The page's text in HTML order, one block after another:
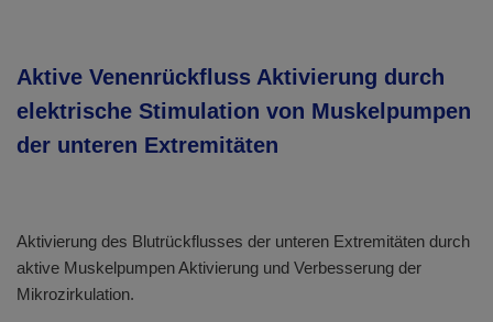
Aktive Venenrückfluss Aktivierung durch
elektrische Stimulation von Muskelpumpen
der unteren Extremitäten
Aktivierung des Blutrückflusses der unteren Extremitäten durch
aktive Muskelpumpen Aktivierung und Verbesserung der
Mikrozirkulation.